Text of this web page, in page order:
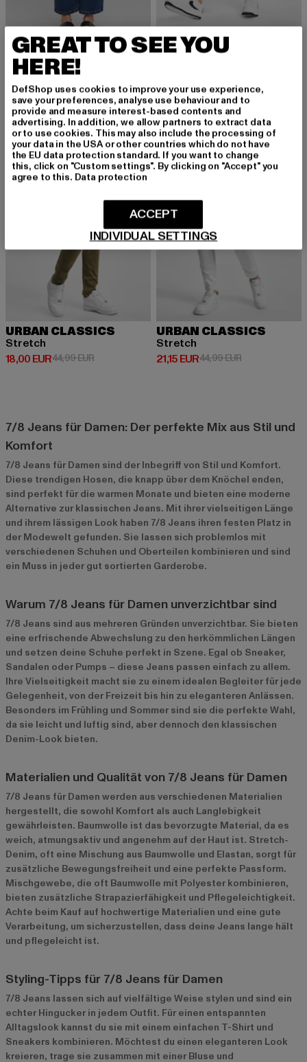
URBAN CLASSICS
Ladies Cropped
21,00 EUR
Derzeitiger Preis: 21,00 EUR
49,99 EURAktionspreis: 49,99 EUR
URBAN CLASSICS
-60%
URBAN CLASSICS
Stretch
18,00 EUR
Derzeitiger Preis: 18,00 EUR
44,99 EURAktionspreis: 44,99 EUR
-53%
URBAN CLASSICS
Stretch
21,15 EUR
Derzeitiger Preis: 21,15 EUR
44,99 EURAktionspreis:
7/8 Jeans für Damen: Der perfekte Mix aus Stil und
Komfort
7/8 Jeans für Damen sind der Inbegriff von Stil und Komfort.
Diese trendigen Hosen, die knapp über dem Knöchel enden,
sind perfekt für die warmen Monate und bieten eine moderne
Alternative zur klassischen Jeans. Mit ihrer vielseitigen Länge
und ihrem lässigen Look haben 7/8 Jeans ihren festen Platz in
der Modewelt gefunden. Sie lassen sich problemlos mit
verschiedenen Schuhen und Oberteilen kombinieren und sind
ein Muss in jeder gut sortierten Garderobe.
Warum 7/8 Jeans für Damen unverzichtbar sind
7/8 Jeans sind aus mehreren Gründen unverzichtbar. Sie bieten
eine erfrischende Abwechslung zu den herkömmlichen Längen
und setzen deine Schuhe perfekt in Szene. Egal ob Sneaker,
Sandalen oder Pumps – diese Jeans passen einfach zu allem.
Ihre Vielseitigkeit macht sie zu einem idealen Begleiter für jede
Gelegenheit, von der Freizeit bis hin zu eleganteren Anlässen.
Besonders im Frühling und Sommer sind sie die perfekte Wahl,
da sie leicht und luftig sind, aber dennoch den klassischen
Denim-Look bieten.
Materialien und Qualität von 7/8 Jeans für Damen
7/8 Jeans für Damen werden aus verschiedenen Materialien
hergestellt, die sowohl Komfort als auch Langlebigkeit
gewährleisten. Baumwolle ist das bevorzugte Material, da es
weich, atmungsaktiv und angenehm auf der Haut ist. Stretch-
Denim, oft eine Mischung aus Baumwolle und Elastan, sorgt für
zusätzliche Bewegungsfreiheit und eine perfekte Passform.
Mischgewebe, die oft Baumwolle mit Polyester kombinieren,
bieten zusätzliche Strapazierfähigkeit und Pflegeleichtigkeit.
Achte beim Kauf auf hochwertige Materialien und eine gute
Verarbeitung, um sicherzustellen, dass deine Jeans lange hält
und pflegeleicht ist.
Styling-Tipps für 7/8 Jeans für Damen
7/8 Jeans lassen sich auf vielfältige Weise stylen und sind ein
echter Hingucker in jedem Outfit. Für einen entspannten
Alltagslook kannst du sie mit einem einfachen T-Shirt und
Sneakers kombinieren. Möchtest du einen eleganteren Look
kreieren, trage sie zusammen mit einer Bluse und
GREAT TO SEE YOU
HERE!
DefShop uses cookies to improve your use experience,
save your preferences, analyse use behaviour and to
provide and measure interest-based contents and
advertising. In addition, we allow partners to extract data
or to use cookies. This may also include the processing of
your data in the USA or other countries which do not have
the EU data protection standard. If you want to change
this, click on "Custom settings". By clicking on "Accept" you
agree to this. Data protection
INDIVIDUAL SETTINGS
ACCEPT